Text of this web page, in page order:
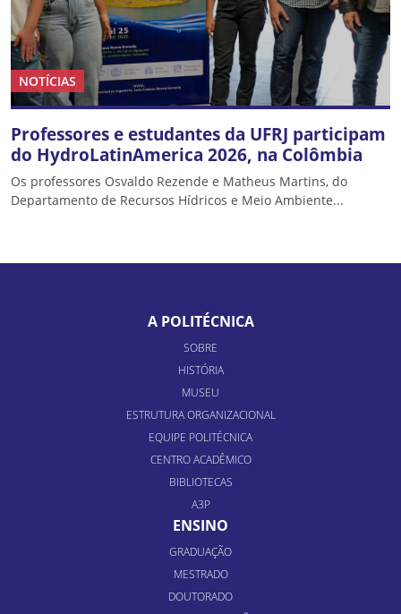
NOTÍCIAS
Professores e estudantes da UFRJ participam
do HydroLatinAmerica 2026, na Colômbia
Os professores Osvaldo Rezende e Matheus Martins, do
Departamento de Recursos Hídricos e Meio Ambiente...
A POLITÉCNICA
SOBRE
HISTÓRIA
MUSEU
ESTRUTURA ORGANIZACIONAL
EQUIPE POLITÉCNICA
CENTRO ACADÊMICO
BIBLIOTECAS
A3P
ENSINO
GRADUAÇÃO
MESTRADO
DOUTORADO